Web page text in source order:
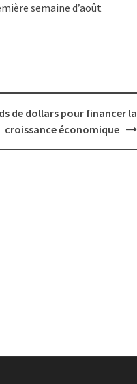
semaine d’août
de dollars pour financer la
croissance économique